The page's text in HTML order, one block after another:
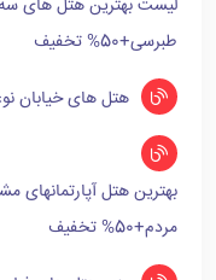
لیست بهترین هتل های
طبرسی+50% تخفیف
هتل های خیابان
بهترین هتل آپارتمانهای
مردم+50% تخفیف